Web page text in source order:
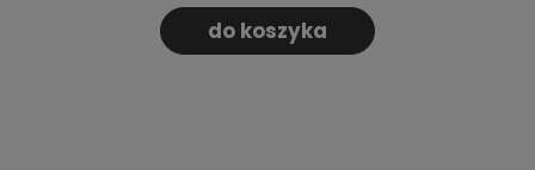
do koszyka